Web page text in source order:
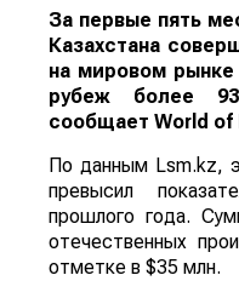
За первые пять
Казахстана
на мировом рынке
рубеж более
сообщает World of
По данным Lsm.kz,
превысил
прошлого года.
отечественных
отметке в $35 млн.